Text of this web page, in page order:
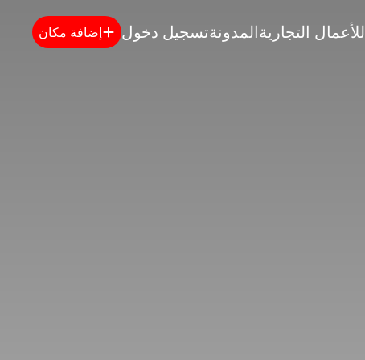
للأعمال التجاريةالمدونةتسجيل دخول إضافة مكان